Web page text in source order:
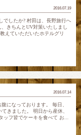
2016.07.19
でしたか? 村田は、長野旅行へ
きちんとUV対策いたしまし
えていただいたホテルグリ
2016.07.14
になっております。 毎日、
きました。 明日から産休、
ッフ皆でケーキを食べて お...